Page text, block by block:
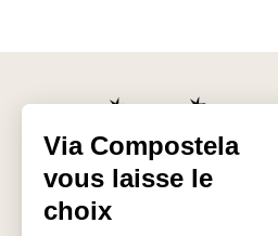
Les bonnes raisons
de partir avec nous